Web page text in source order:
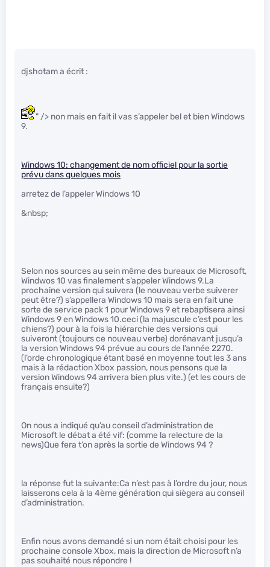
djshotam a écrit :
" /> non mais en fait il vas s’appeler bel et bien Windows
9.
Windows 10: changement de nom officiel pour la sortie
prévu dans quelques mois
arretez de l’appeler Windows 10
&nbsp;
Selon nos sources au sein même des bureaux de Microsoft,
Windwos 10 vas finalement s’appeler Windows 9.La
prochaine version qui suivera (le nouveau verbe suiverer
peut être?) s’appellera Windows 10 mais sera en fait une
sorte de service pack 1 pour Windows 9 et rebaptisera ainsi
Windows 9 en Windows 10.ceci (la majuscule c’est pour les
chiens?) pour à la fois la hiérarchie des versions qui
suiveront (toujours ce nouveau verbe) dorénavant jusqu’a
la version Windows 94 prévue au cours de l’année 2270.
(l’orde chronologique étant basé en moyenne tout les 3 ans
mais à la rédaction Xbox passion, nous pensons que la
version Windows 94 arrivera bien plus vite.) (et les cours de
français ensuite?)
On nous a indiqué qu’au conseil d’administration de
Microsoft le débat a été vif: (comme la relecture de la
news)Que fera t’on après la sortie de Windows 94 ?
la réponse fut la suivante:Ca n’est pas à l’ordre du jour, nous
laisserons cela à la 4ème génération qui siègera au conseil
d’administration.
Enfin nous avons demandé si un nom était choisi pour les
prochaine console Xbox, mais la direction de Microsoft n’a
pas souhaité nous répondre !